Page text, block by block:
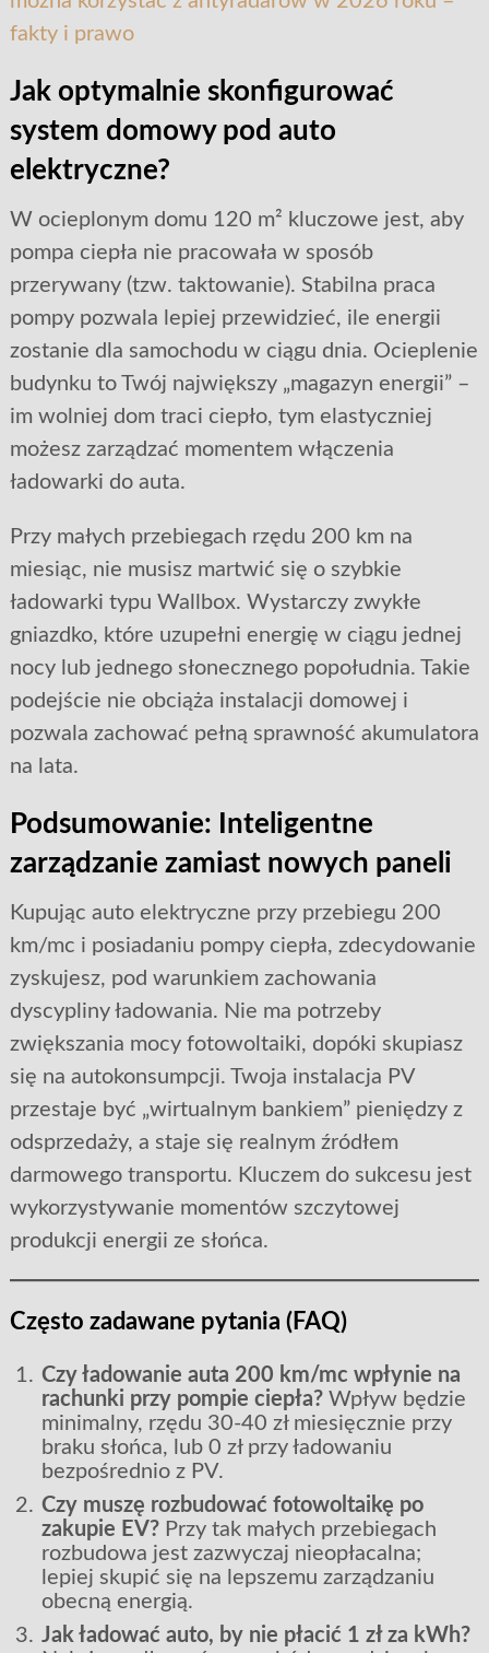
fakty i prawo
Jak optymalnie skonfigurować
system domowy pod auto
elektryczne?
W ocieplonym domu 120 m² kluczowe jest, aby
pompa ciepła nie pracowała w sposób
przerywany (tzw. taktowanie). Stabilna praca
pompy pozwala lepiej przewidzieć, ile energii
zostanie dla samochodu w ciągu dnia. Ocieplenie
budynku to Twój największy „magazyn energii” –
im wolniej dom traci ciepło, tym elastyczniej
możesz zarządzać momentem włączenia
ładowarki do auta.
Przy małych przebiegach rzędu 200 km na
miesiąc, nie musisz martwić się o szybkie
ładowarki typu Wallbox. Wystarczy zwykłe
gniazdko, które uzupełni energię w ciągu jednej
nocy lub jednego słonecznego popołudnia. Takie
podejście nie obciąża instalacji domowej i
pozwala zachować pełną sprawność akumulatora
na lata.
Podsumowanie: Inteligentne
zarządzanie zamiast nowych paneli
Kupując auto elektryczne przy przebiegu 200
km/mc i posiadaniu pompy ciepła, zdecydowanie
zyskujesz, pod warunkiem zachowania
dyscypliny ładowania. Nie ma potrzeby
zwiększania mocy fotowoltaiki, dopóki skupiasz
się na autokonsumpcji. Twoja instalacja PV
przestaje być „wirtualnym bankiem” pieniędzy z
odsprzedaży, a staje się realnym źródłem
darmowego transportu. Kluczem do sukcesu jest
wykorzystywanie momentów szczytowej
produkcji energii ze słońca.
Często zadawane pytania (FAQ)
Czy ładowanie auta 200 km/mc wpłynie na
rachunki przy pompie ciepła?Wpływ będzie
minimalny, rzędu 30-40 zł miesięcznie przy
braku słońca, lub 0 zł przy ładowaniu
bezpośrednio z PV.
Czy muszę rozbudować fotowoltaikę po
zakupie EV?Przy tak małych przebiegach
rozbudowa jest zazwyczaj nieopłacalna;
lepiej skupić się na lepszemu zarządzaniu
obecną energią.
Jak ładować auto, by nie płacić 1 zł za kWh?